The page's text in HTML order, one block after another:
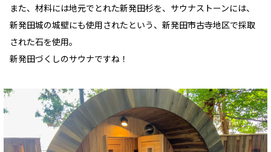
また、材料には地元でとれた新発田杉を、サウナストーンには、
新発田城の城壁にも使用されたという、新発田市古寺地区で採取
された石を使用。
新発田づくしのサウナですね！